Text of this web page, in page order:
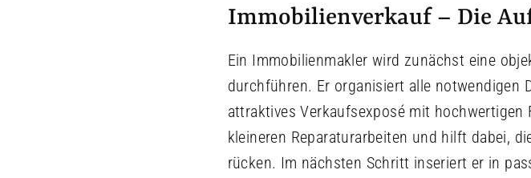
Immobilienverkauf – Die
Ein Immobilienmakler wird zunächst eine
durchführen. Er organisiert alle notwendigen
attraktives Verkaufsexposé mit
kleineren Reparaturarbeiten und hilft dabei,
rücken. Im nächsten Schritt inseriert er in